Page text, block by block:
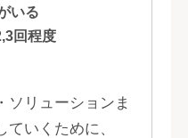
いる
回程度
ソリューションま
いくために、